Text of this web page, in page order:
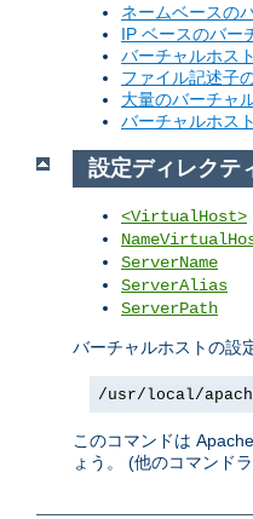
ネームベースの
IP ベースのバー
バーチャルホス
ファイル記述子
大量のバーチャ
バーチャルホス
設定ディレクテ
<VirtualHost>
ServerName
ServerAlias
ServerPath
バーチャルホストの設
/usr/local/
このコマンドは
ょう。 (他のコマンド